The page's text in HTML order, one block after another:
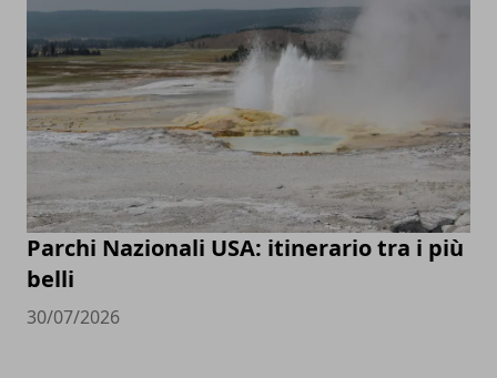
Parchi Nazionali USA: itinerario tra i più
belli
30/07/2026